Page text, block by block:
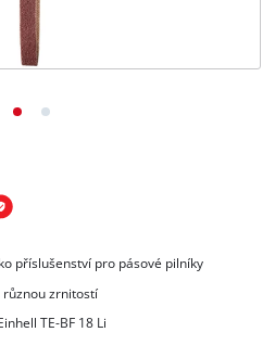
příslušenství pro pásové pilníky
různou zrnitostí
TE-BF 18 Li